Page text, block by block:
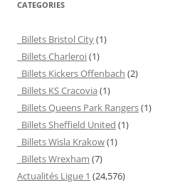
CATEGORIES
Billets Bristol City(1)
Billets Charleroi(1)
Billets Kickers Offenbach (2)
Billets KS Cracovia (1)
Billets Queens Park Rangers(1)
Billets Sheffield United (1)
Billets Wisla Krakow(1)
Billets Wrexham (7)
Actualités Ligue 1 (24,576)